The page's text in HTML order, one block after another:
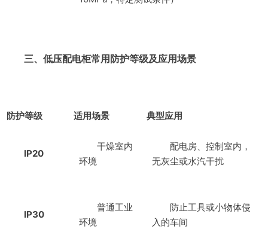
三、低压配电柜常用防护等级及应用场景
防护等级 适用场景 典型应用
IP20
干燥室内
环境
配电房、控制室内，
无灰尘或水汽干扰
IP30
普通工业
环境
防止工具或小物体侵
入的车间